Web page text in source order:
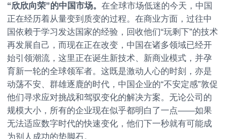
“欣欣向荣”的中国市场。 在全球市场低迷的今天，中国
正在经历着从量变到质变的过程。在商业方面，过往中
国依赖于学习发达国家的经验，回收他们“玩剩下”的技术
再发展自己，而现在正在改变，中国在诸多领域已经开
始引领潮流，这里正在诞生新技术、新商业模式，并孕
育新一轮的全球领军者。这既是激动人心的时刻，亦是
动荡不安、群雄逐鹿的时代，中国企业的“不安定感”敦促
他们寻求应对挑战和驾驭变化的解决方案。无论公司的
规模大小，所有的企业现在似乎都明白了一点——如果
无法适应数字时代的快速变化，他们下一秒就有可能成
为别人成功的垫脚石。